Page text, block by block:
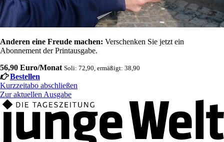
Anderen eine Freude machen: Verschenken Sie jetzt ein
Abonnement der Printausgabe.
56,90 Euro/Monat Soli: 72,90, ermäßigt: 38,90
Bestellen
Kurzzeitabo abschließen
Zur aktuellen Ausgabe